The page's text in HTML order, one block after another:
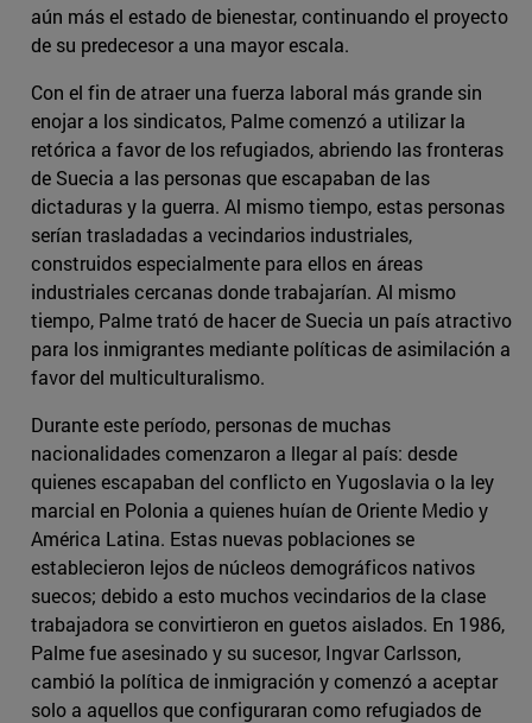
aún más el estado de bienestar, continuando el proyecto
de su predecesor a una mayor escala.
Con el fin de atraer una fuerza laboral más grande sin
enojar a los sindicatos, Palme comenzó a utilizar la
retórica a favor de los refugiados, abriendo las fronteras
de Suecia a las personas que escapaban de las
dictaduras y la guerra. Al mismo tiempo, estas personas
serían trasladadas a vecindarios industriales,
construidos especialmente para ellos en áreas
industriales cercanas donde trabajarían. Al mismo
tiempo, Palme trató de hacer de Suecia un país atractivo
para los inmigrantes mediante políticas de asimilación a
favor del multiculturalismo.
Durante este período, personas de muchas
nacionalidades comenzaron a llegar al país: desde
quienes escapaban del conflicto en Yugoslavia o la ley
marcial en Polonia a quienes huían de Oriente Medio y
América Latina. Estas nuevas poblaciones se
establecieron lejos de núcleos demográficos nativos
suecos; debido a esto muchos vecindarios de la clase
trabajadora se convirtieron en guetos aislados. En 1986,
Palme fue asesinado y su sucesor, Ingvar Carlsson,
cambió la política de inmigración y comenzó a aceptar
solo a aquellos que configuraran como refugiados de